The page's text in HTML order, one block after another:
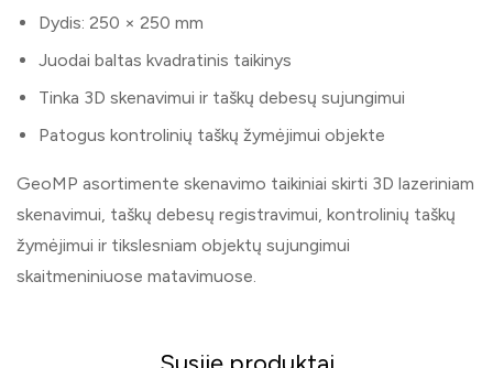
Dydis: 250 × 250 mm
Juodai baltas kvadratinis taikinys
Tinka 3D skenavimui ir taškų debesų sujungimui
Patogus kontrolinių taškų žymėjimui objekte
GeoMP asortimente skenavimo taikiniai skirti 3D lazeriniam
skenavimui, taškų debesų registravimui, kontrolinių taškų
žymėjimui ir tikslesniam objektų sujungimui
skaitmeniniuose matavimuose.